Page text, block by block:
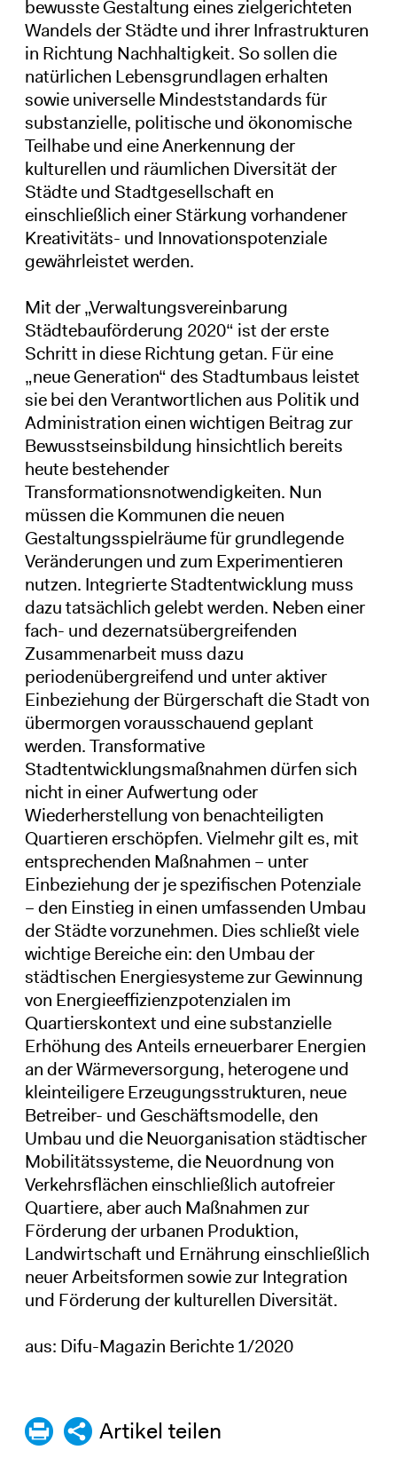
bewusste Gestaltung eines zielgerichteten
Wandels der Städte und ihrer Infrastrukturen
in Richtung Nachhaltigkeit. So sollen die
natürlichen Lebensgrundlagen erhalten
sowie universelle Mindeststandards für
substanzielle, politische und ökonomische
Teilhabe und eine Anerkennung der
kulturellen und räumlichen Diversität der
Städte und Stadtgesellschaft en
einschließlich einer Stärkung vorhandener
Kreativitäts- und Innovationspotenziale
gewährleistet werden.
Mit der „Verwaltungsvereinbarung
Städtebauförderung 2020“ ist der erste
Schritt in diese Richtung getan. Für eine
„neue Generation“ des Stadtumbaus leistet
sie bei den Verantwortlichen aus Politik und
Administration einen wichtigen Beitrag zur
Bewusstseinsbildung hinsichtlich bereits
heute bestehender
Transformationsnotwendigkeiten. Nun
müssen die Kommunen die neuen
Gestaltungsspielräume für grundlegende
Veränderungen und zum Experimentieren
nutzen. Integrierte Stadtentwicklung muss
dazu tatsächlich gelebt werden. Neben einer
fach- und dezernatsübergreifenden
Zusammenarbeit muss dazu
periodenübergreifend und unter aktiver
Einbeziehung der Bürgerschaft die Stadt von
übermorgen vorausschauend geplant
werden. Transformative
Stadtentwicklungsmaßnahmen dürfen sich
nicht in einer Aufwertung oder
Wiederherstellung von benachteiligten
Quartieren erschöpfen. Vielmehr gilt es, mit
entsprechenden Maßnahmen – unter
Einbeziehung der je spezifischen Potenziale
– den Einstieg in einen umfassenden Umbau
der Städte vorzunehmen. Dies schließt viele
wichtige Bereiche ein: den Umbau der
städtischen Energiesysteme zur Gewinnung
von Energieeffizienzpotenzialen im
Quartierskontext und eine substanzielle
Erhöhung des Anteils erneuerbarer Energien
an der Wärmeversorgung, heterogene und
kleinteiligere Erzeugungsstrukturen, neue
Betreiber- und Geschäftsmodelle, den
Umbau und die Neuorganisation städtischer
Mobilitätssysteme, die Neuordnung von
Verkehrsflächen einschließlich autofreier
Quartiere, aber auch Maßnahmen zur
Förderung der urbanen Produktion,
Landwirtschaft und Ernährung einschließlich
neuer Arbeitsformen sowie zur Integration
und Förderung der kulturellen Diversität.
aus: Difu-Magazin Berichte 1/2020
Artikel teilen